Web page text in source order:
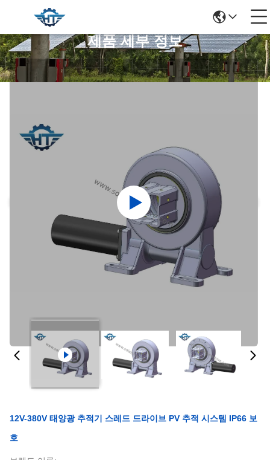
제품 세부 정보
12V-380V 태양광 추적기 스레드 드라이브 PV 추적 시스템 IP66 보
호